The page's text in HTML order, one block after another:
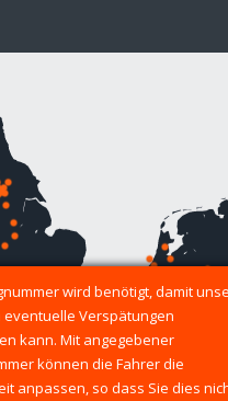
wird benötigt, damit
eventuelle Verspätungen
kann. Mit angegebener
können die Fahrer die
anpassen, so dass Sie dies